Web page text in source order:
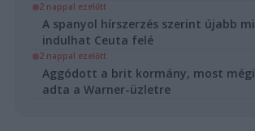
2 nappal ezelőtt
A spanyol hírszerzés szerint újabb
indulhat Ceuta felé
2 nappal ezelőtt
Aggódott a brit kormány, most
adta a Warner-üzletre